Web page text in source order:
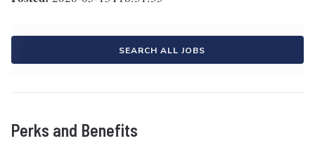
SEARCH ALL JOBS
Perks and Benefits